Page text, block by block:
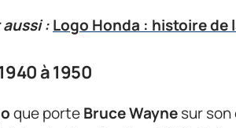
:Logo Honda : histoire
à 1950
que porteBruce Waynesur son